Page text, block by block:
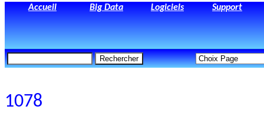
Accueil Big Data Logiciels Support
1078